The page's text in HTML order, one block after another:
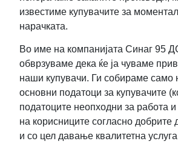
известиме купувачите за
нарачката.
Во име на компанијата Синаг 95
обврзуваме дека ќе ја чуваме
наши купувачи. Ги собираме само
основни податоци за купувачите
податоците неопходни за работа
на корисниците согласно добрите
и со цел давање квалитетна